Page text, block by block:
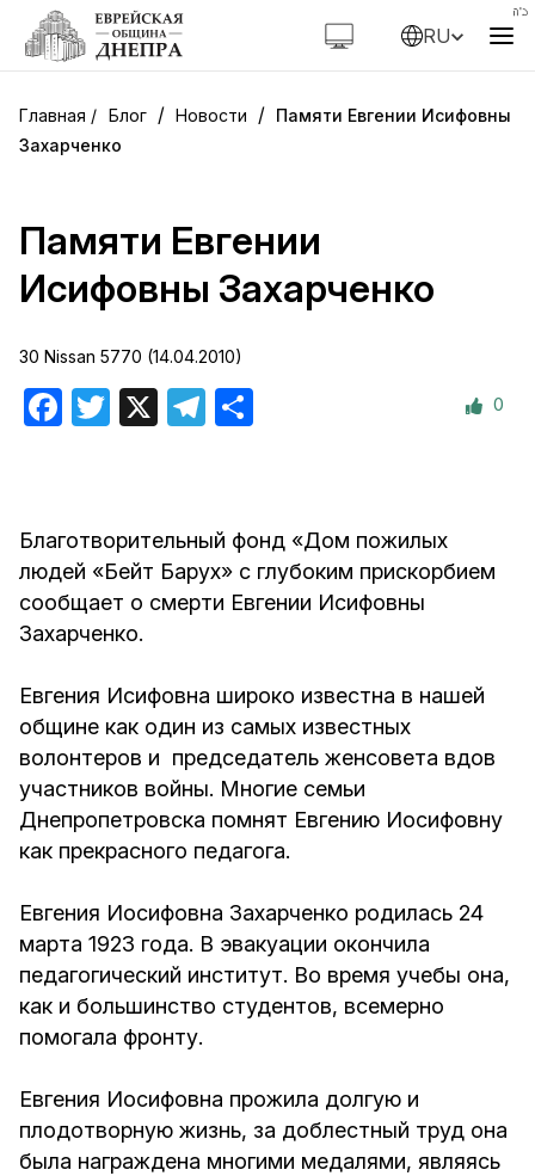
RU
Блог / Новости / Памяти Евгении Исифовны
Захарченко
Памяти Евгении
Исифовны Захарченко
30 Nissan 5770 (14.04.2010)
Facebook
Twitter Telegram 0
Благотворительный фонд «Дом пожилых
людей «Бейт Барух» с глубоким прискорбием
сообщает о смерти Евгении Исифовны
Захарченко.
Евгения Исифовна широко известна в нашей
общине как один из самых известных
волонтеров и председатель женсовета вдов
участников войны. Многие семьи
Днепропетровска помнят Евгению Иосифовну
как прекрасного педагога.
Евгения Иосифовна Захарченко родилась 24
марта 1923 года. В эвакуации окончила
педагогический институт. Во время учебы она,
как и большинство студентов, всемерно
помогала фронту.
Евгения Иосифовна прожила долгую и
плодотворную жизнь, за доблестный труд она
была награждена многими медалями, являясь